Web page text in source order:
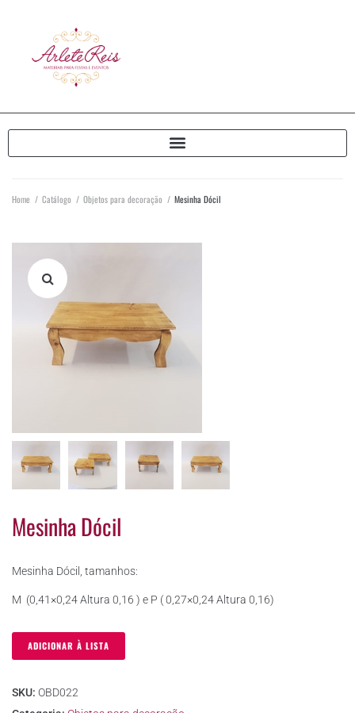
Home / Catálogo / Objetos para decoração / Mesinha Dócil
Mesinha Dócil
Mesinha Dócil, tamanhos:
M (0,41×0,24Altura 0,16 ) e P ( 0,27×0,24Altura 0,16)
ADICIONAR À LISTA
SKU: OBD022